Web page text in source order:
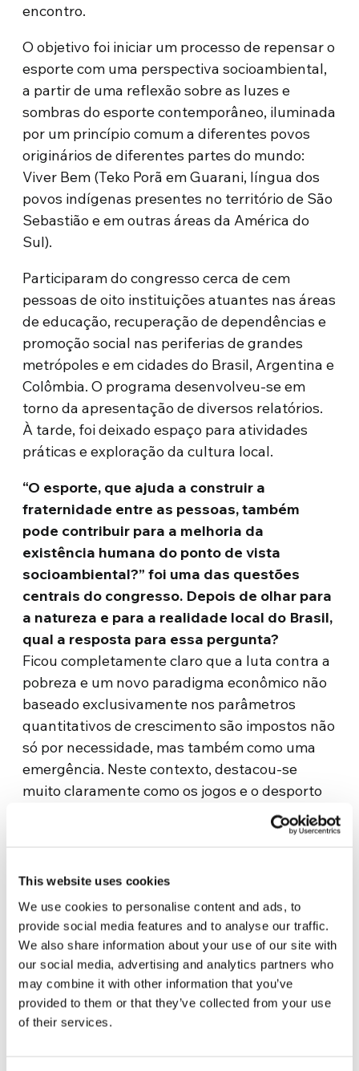
This website uses cookies
We use cookies to personalise content and ads, to
provide social media features and to analyse our traffic.
We also share information about your use of our site with
our social media, advertising and analytics partners who
may combine it with other information that you’ve
provided to them or that they’ve collected from your use
of their services.
encontro.
O objetivo foi iniciar um processo de repensar o
esporte com uma perspectiva socioambiental,
a partir de uma reflexão sobre as luzes e
sombras do esporte contemporâneo, iluminada
por um princípio comum a diferentes povos
originários de diferentes partes do mundo:
Viver Bem (Teko Porã em Guarani, língua dos
povos indígenas presentes no território de São
Sebastião e em outras áreas da América do
Sul).
Participaram do congresso cerca de cem
pessoas de oito instituições atuantes nas áreas
de educação, recuperação de dependências e
promoção social nas periferias de grandes
metrópoles e em cidades do Brasil, Argentina e
Colômbia. O programa desenvolveu-se em
torno da apresentação de diversos relatórios.
À tarde, foi deixado espaço para atividades
práticas e exploração da cultura local.
“O esporte, que ajuda a construir a
fraternidade entre as pessoas, também
pode contribuir para a melhoria da
existência humana do ponto de vista
socioambiental?” foi uma das questões
centrais do congresso. Depois de olhar para
a natureza e para a realidade local do Brasil,
qual a resposta para essa pergunta?
Ficou completamente claro que a luta contra a
pobreza e um novo paradigma econômico não
baseado exclusivamente nos parâmetros
quantitativos de crescimento são impostos não
só por necessidade, mas também como uma
emergência. Neste contexto, destacou-se
muito claramente como os jogos e o desporto
constituem uma força insubstituível com
enorme potencial em termos de promoção
partilha de recursos, elementos básicos para
uma ecologia integral que pode salvar a
humanidade dos desastres ambientais.
A definição de
Bem Viver
ajuda-nos a
compreender como a fraternidade universal e
o respeito pela natureza estão ligados. Embora
não seja um princípio fechado e bem definido,